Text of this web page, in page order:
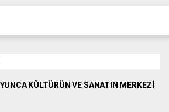
KÜLTÜRÜN VE SANATIN MERKEZİ